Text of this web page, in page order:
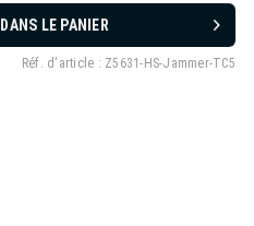
DANS LE PANIER
Réf. d'article : Z5631-HS-Jammer-TC5